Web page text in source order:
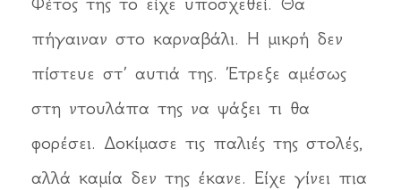
πήγαιναν στο καρναβάλι. Η μικρή δεν
πίστευε στ’ αυτιά της. Έτρεξε αμέσως
στη ντουλάπα της να ψάξει τι θα
φορέσει. Δοκίμασε τις παλιές της στολές,
αλλά καμία δεν της έκανε. Είχε γίνει πια